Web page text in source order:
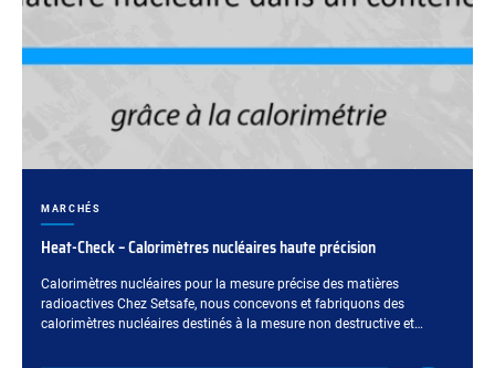
Heat-Check – Calorimètres nucléaires haute précision
CATÉGORIES :
MARCHÉS
Extrait :
Calorimètres nucléaires pour la mesure précise des matières
radioactives Chez Setsafe, nous concevons et fabriquons des
calorimètres nucléaires destinés à la mesure non destructive et…